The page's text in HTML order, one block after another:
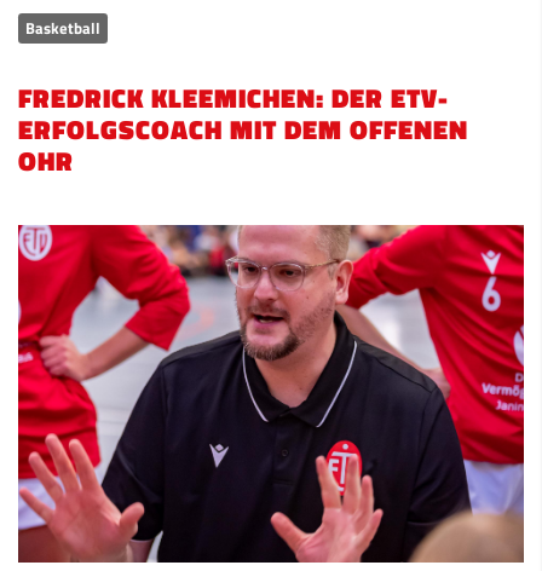
Basketball
FREDRICK KLEEMICHEN: DER ETV-
ERFOLGSCOACH MIT DEM OFFENEN
OHR